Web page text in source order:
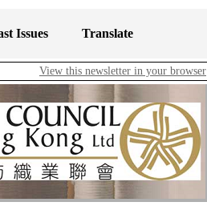
Issues Translate
View this newsletter in your browser